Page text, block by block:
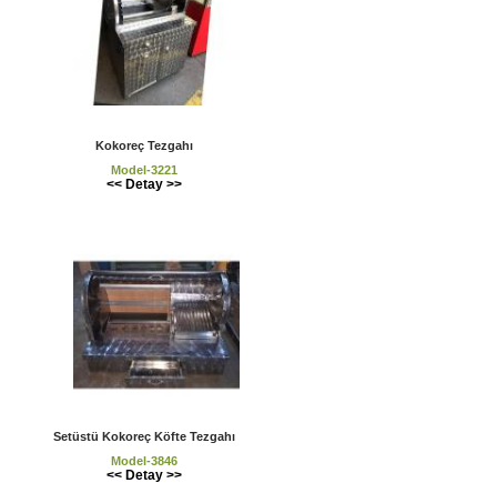
Kokoreç Tezgahı
Model-3221
<< Detay >>
Setüstü Kokoreç Köfte Tezgahı
Model-3846
<< Detay >>